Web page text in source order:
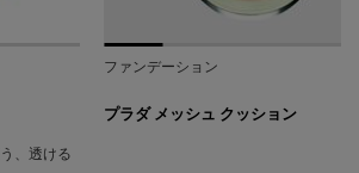
、透ける
ファンデーション
プラダ メッシュ クッション